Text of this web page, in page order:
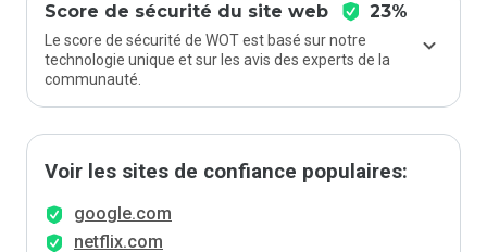
Score de sécurité du site web 23%
Le score de sécurité de WOT est basé sur notre
technologie unique et sur les avis des experts de la
communauté.
Voir les sites de confiance populaires:
google.com
netflix.com